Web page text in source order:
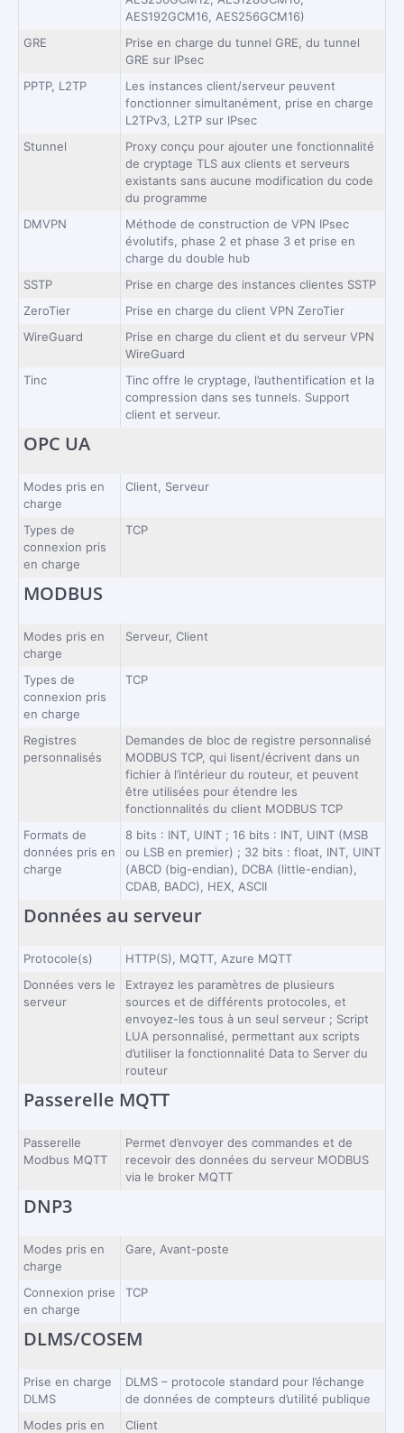
AES192GCM16, AES256GCM16)
GRE
Prise en charge du tunnel GRE, du tunnel
GRE sur IPsec
PPTP, L2TP
Les instances client/serveur peuvent
fonctionner simultanément, prise en charge
L2TPv3, L2TP sur IPsec
Stunnel
Proxy conçu pour ajouter une fonctionnalité
de cryptage TLS aux clients et serveurs
existants sans aucune modification du code
du programme
DMVPN
Méthode de construction de VPN IPsec
évolutifs, phase 2 et phase 3 et prise en
charge du double hub
SSTP
Prise en charge des instances clientes SSTP
ZeroTier
Prise en charge du client VPN ZeroTier
WireGuard
Prise en charge du client et du serveur VPN
WireGuard
Tinc
Tinc offre le cryptage, l’authentification et la
compression dans ses tunnels. Support
client et serveur.
OPC UA
Modes pris en
charge
Client, Serveur
Types de
connexion pris
en charge
TCP
MODBUS
Modes pris en
charge
Serveur, Client
Types de
connexion pris
en charge
TCP
Registres
personnalisés
Demandes de bloc de registre personnalisé
MODBUS TCP, qui lisent/écrivent dans un
fichier à l’intérieur du routeur, et peuvent
être utilisées pour étendre les
fonctionnalités du client MODBUS TCP
Formats de
données pris en
charge
8 bits : INT, UINT ; 16 bits : INT, UINT (MSB
ou LSB en premier) ; 32 bits : float, INT, UINT
(ABCD (big-endian), DCBA (little-endian),
CDAB, BADC), HEX, ASCII
Données au serveur
Protocole(s)
HTTP(S), MQTT, Azure MQTT
Données vers le
serveur
Extrayez les paramètres de plusieurs
sources et de différents protocoles, et
envoyez-les tous à un seul serveur ; Script
LUA personnalisé, permettant aux scripts
d’utiliser la fonctionnalité Data to Server du
routeur
Passerelle MQTT
Passerelle
Modbus MQTT
Permet d’envoyer des commandes et de
recevoir des données du serveur MODBUS
via le broker MQTT
DNP3
Modes pris en
charge
Gare, Avant-poste
Connexion prise
en charge
TCP
DLMS/COSEM
Prise en charge
DLMS
DLMS – protocole standard pour l’échange
de données de compteurs d’utilité publique
Modes pris en
Client